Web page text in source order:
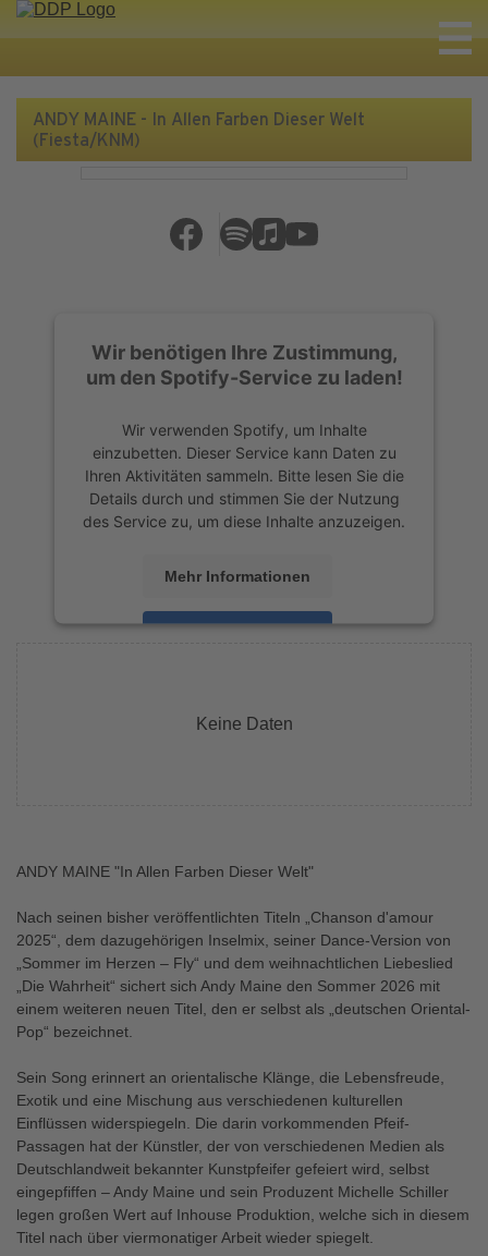
ANDY MAINE - In Allen Farben Dieser Welt
(Fiesta/KNM)
Wir benötigen Ihre Zustimmung,
um den Spotify-Service zu laden!
Wir verwenden Spotify, um Inhalte
einzubetten. Dieser Service kann Daten zu
Ihren Aktivitäten sammeln. Bitte lesen Sie die
Details durch und stimmen Sie der Nutzung
des Service zu, um diese Inhalte anzuzeigen.
Mehr Informationen
Akzeptieren
Keine Daten
ANDY MAINE "In Allen Farben Dieser Welt"
Nach seinen bisher veröffentlichten Titeln „Chanson d'amour
2025“, dem dazugehörigen Inselmix, seiner Dance-Version von
„Sommer im Herzen – Fly“ und dem weihnachtlichen Liebeslied
„Die Wahrheit“ sichert sich Andy Maine den Sommer 2026 mit
einem weiteren neuen Titel, den er selbst als „deutschen Oriental-
Pop“ bezeichnet.
Sein Song erinnert an orientalische Klänge, die Lebensfreude,
Exotik und eine Mischung aus verschiedenen kulturellen
Einflüssen widerspiegeln. Die darin vorkommenden Pfeif-
Passagen hat der Künstler, der von verschiedenen Medien als
Deutschlandweit bekannter Kunstpfeifer gefeiert wird, selbst
eingepfiffen – Andy Maine und sein Produzent Michelle Schiller
legen großen Wert auf Inhouse Produktion, welche sich in diesem
Titel nach über viermonatiger Arbeit wieder spiegelt.